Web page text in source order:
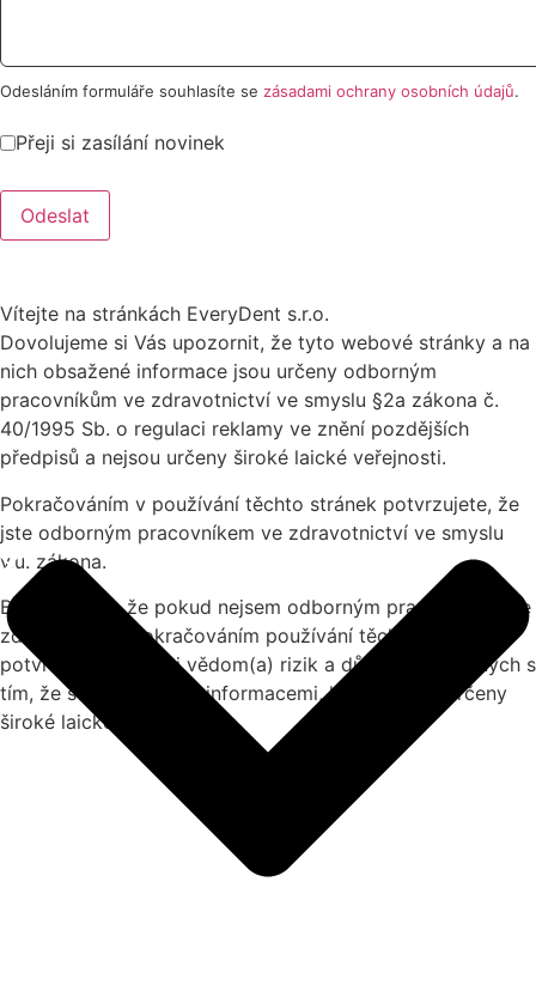
Odesláním formuláře souhlasíte se zásadami ochrany osobních údajů.
Přeji si zasílání novinek
Odeslat
Vítejte na stránkách EveryDent s.r.o.
Dovolujeme si Vás upozornit, že tyto webové stránky a na
nich obsažené informace jsou určeny odborným
pracovníkům ve zdravotnictví ve smyslu §2a zákona č.
40/1995 Sb. o regulaci reklamy ve znění pozdějších
předpisů a nejsou určeny široké laické veřejnosti.
Pokračováním v používání těchto stránek potvrzujete, že
jste odborným pracovníkem ve zdravotnictví ve smyslu
v.u. zákona.
Beru v potaz, že pokud nejsem odborným pracovníkem ve
zdravotnictví, pokračováním používání těchto stránek
potvrzuji, že jsem si vědom(a) rizik a důsledků spojených s
tím, že se seznámím s informacemi, které nejsou určeny
široké laické veřejnosti.